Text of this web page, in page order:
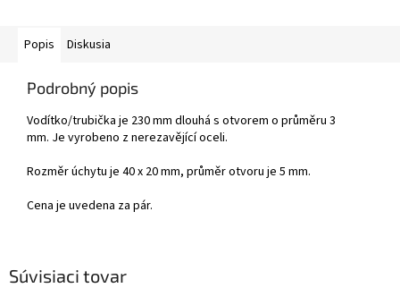
Popis Diskusia
Podrobný popis
Vodítko/trubička je 230 mm dlouhá s otvorem o průměru 3
mm. Je vyrobeno z nerezavějící oceli.
Rozměr úchytu je 40 x 20 mm, průměr otvoru je 5 mm.
Cena je uvedena za pár.
Súvisiaci tovar